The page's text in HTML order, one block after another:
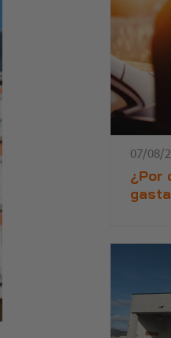
07/08/
¿Por